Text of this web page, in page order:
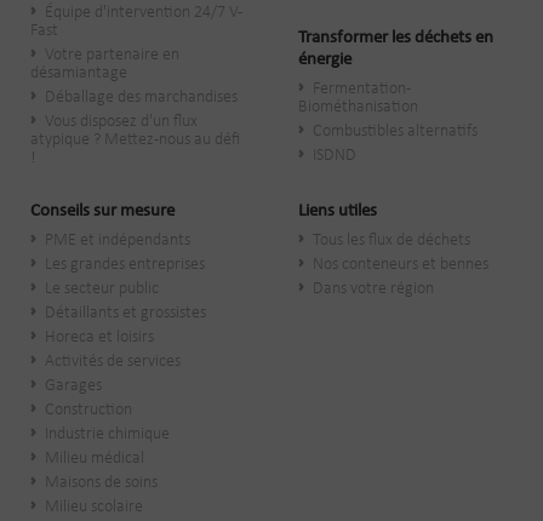
Équipe d'intervention 24/7 V-
Fast
Votre partenaire en
désamiantage
Déballage des marchandises
Vous disposez d'un flux
atypique ? Mettez-nous au défi
!
Transformer les déchets en
énergie
Fermentation -
Biométhanisation
Combustibles alternatifs
ISDND
Conseils sur mesure
PME et indépendants
Les grandes entreprises
Le secteur public
​Détaillants et grossistes
Horeca et loisirs
Activités de services
Garages
Construction
Industrie chimique
Milieu médical
Maisons de soins
Milieu scolaire
Liens utiles
Tous les flux de déchets
Nos conteneurs et bennes
Dans votre région